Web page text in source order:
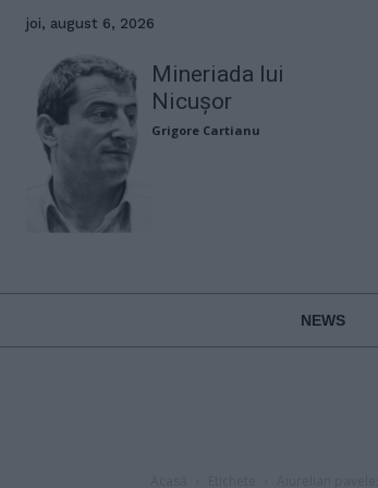
joi, august 6, 2026
Mineriada lui
Nicușor
Grigore Cartianu
NEWS